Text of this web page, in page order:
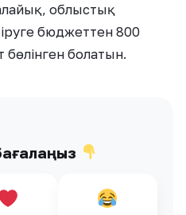
облыстық
бюджеттен 800
болатын.